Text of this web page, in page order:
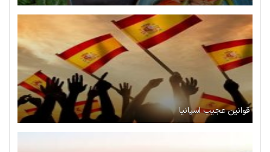
قوانین عجیب اسپانیا